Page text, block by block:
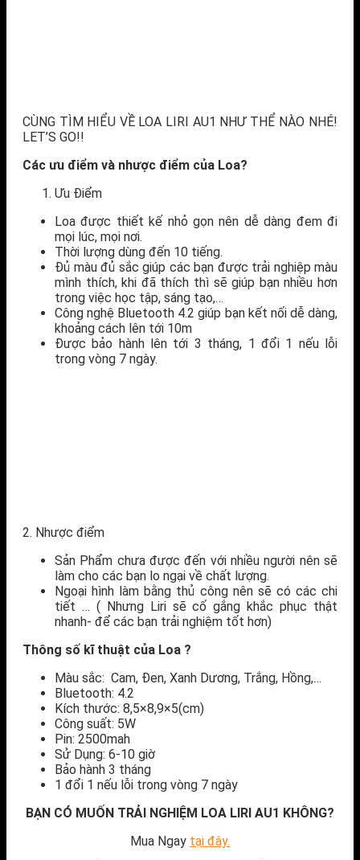
CÙNG TÌM HIỂU VỀ LOA LIRI AU1 NHƯ THỂ NÀO NHÉ!
LET’S GO!!
Các ưu điểm và nhược điểm của Loa?
Ưu Điểm
Loa được thiết kế nhỏ gọn nên dễ dàng đem đi
mọi lúc, mọi nơi.
Thời lượng dùng đến 10 tiếng.
Đủ màu đủ sắc giúp các bạn được trải nghiệp màu
mình thích, khi đã thích thì sẽ giúp bạn nhiều hơn
trong việc học tập, sáng tạo,…
Công nghệ Bluetooth 4.2 giúp bạn kết nối dễ dàng,
khoảng cách lên tới 10m
Được bảo hành lên tới 3 tháng, 1 đổi 1 nếu lỗi
trong vòng 7 ngày.
2. Nhược điểm
Sản Phẩm chưa được đến với nhiều người nên sẽ
làm cho các bạn lo ngại về chất lượng.
Ngoại hình làm bằng thủ công nên sẽ có các chi
tiết … ( Nhưng Liri sẽ cố gắng khắc phục thật
nhanh- để các bạn trải nghiệm tốt hơn)
Thông số kĩ thuật của Loa ?
Màu sắc: Cam, Đen, Xanh Dương, Trắng, Hồng,…
Bluetooth: 4.2
Kích thước: 8,5×8,9×5(cm)
Công suất: 5W
Pin: 2500mah
Sử Dụng: 6-10 giờ
Bảo hành 3 tháng
1 đổi 1 nếu lỗi trong vòng 7 ngày
BẠN CÓ MUỐN TRẢI NGHIỆM LOA LIRI AU1 KHÔNG?
Mua Ngay tại đây.